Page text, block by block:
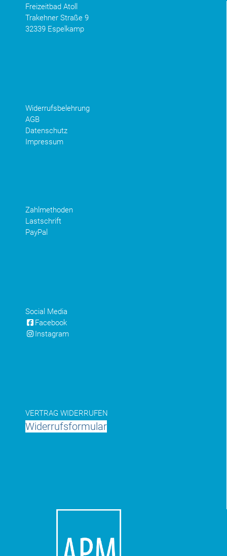
Freizeitbad Atoll
Trakehner Straße 9
32339 Espelkamp
Widerrufsbelehrung
AGB
Datenschutz
Impressum
Zahlmethoden
Lastschrift
PayPal
Social Media
Facebook
Instagram
VERTRAG WIDERRUFEN
Widerrufsformular